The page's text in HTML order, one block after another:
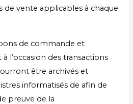
de vente applicables à chaque
de commande et
l’occasion des transactions
être archivés et
informatisés de afin de
preuve de la